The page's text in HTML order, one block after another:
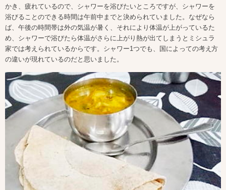
かき、疲れているので、シャワーを浴びたいところですが、シャワーを
浴びることのできる時間は午前中までと決められていました。なぜなら
ば、午後の時間帯は外の気温が暑く、それにより体温が上がっているた
め、シャワーで浴びたら体温がさらに上がり熱が出てしまうとミシュラ
家では考えられているからです。シャワー1つでも、国によっての考え方
の違いが現れているのだと思いました。